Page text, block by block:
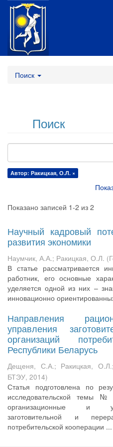
Поиск
Поиск
Автор: Ракицкая, О.Л. ×
Показано записей 1-2 из 2
Научный кадровый
развития экономики
Наумчик, А.А.; Ракицкая, О.Л. (
В статье рассматривается
работник, его основные
уделяется одной из них –
инновационно
Направления
управления
организаций
Республики Беларусь
Дещеня, С.А.; Ракицкая, О.Л.
БТЭУ, 2014)
Статья подготовлена по
исследовательской темы
организационные и
заготовительной и
потребительской кооперации ...